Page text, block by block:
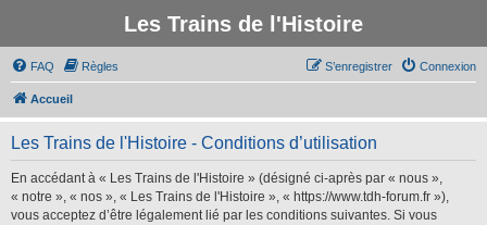
Les Trains de l'Histoire
FAQ Règles Connexion
S’enregistrer
Accueil
Les Trains de l'Histoire - Conditions d’utilisation
En accédant à « Les Trains de l'Histoire » (désigné ci-après par « nous »,
« notre », « nos », « Les Trains de l'Histoire », « https://www.tdh-forum.fr »),
vous acceptez d’être légalement lié par les conditions suivantes. Si vous